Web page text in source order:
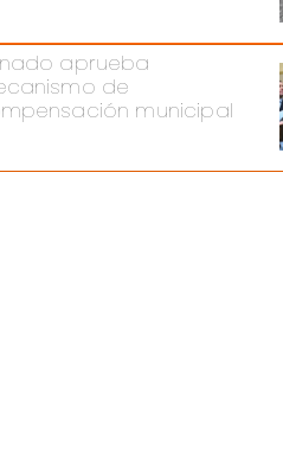
aprueba
de
municipal